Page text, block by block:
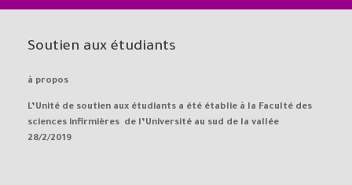
Soutien aux étudiants
à propos
L’Unité de soutien aux étudiants a été établie à la Faculté des
sciences infirmières de l’Université au sud de la vallée
28/2/2019